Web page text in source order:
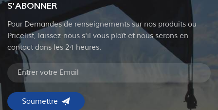
S'ABONNER
Pour Demandes de renseignements sur nos produits ou
Pricelist, laissez-nous s'il vous plaît et nous serons en
contact dans les 24 heures.